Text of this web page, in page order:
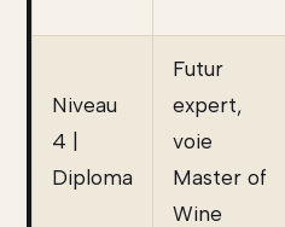
Niveau
4 |
Diploma
Futur
expert,
voie
Master of
Wine